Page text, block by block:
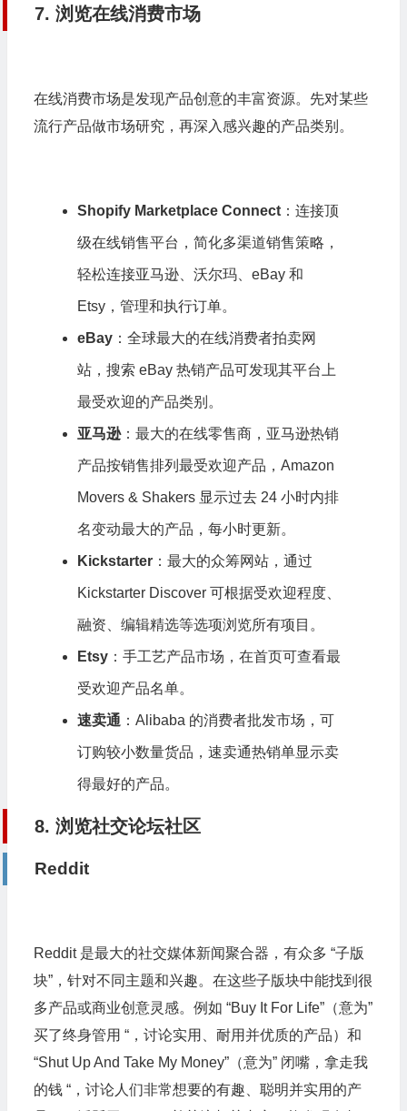
7. 浏览在线消费市场
在线消费市场是发现产品创意的丰富资源。先对某些
流行产品做市场研究，再深入感兴趣的产品类别。
Shopify Marketplace Connect：连接顶
级在线销售平台，简化多渠道销售策略，
轻松连接亚马逊、沃尔玛、eBay 和
Etsy，管理和执行订单。
eBay：全球最大的在线消费者拍卖网
站，搜索 eBay 热销产品可发现其平台上
最受欢迎的产品类别。
亚马逊：最大的在线零售商，亚马逊热销
产品按销售排列最受欢迎产品，Amazon
Movers & Shakers 显示过去 24 小时内排
名变动最大的产品，每小时更新。
Kickstarter：最大的众筹网站，通过
Kickstarter Discover 可根据受欢迎程度、
融资、编辑精选等选项浏览所有项目。
Etsy：手工艺产品市场，在首页可查看最
受欢迎产品名单。
速卖通 ：Alibaba 的消费者批发市场，可
订购较小数量货品，速卖通热销单显示卖
得最好的产品。
8. 浏览社交论坛社区
Reddit
Reddit 是最大的社交媒体新闻聚合器，有众多 “子版
块”，针对不同主题和兴趣。在这些子版块中能找到很
多产品或商业创意灵感。例如 “Buy It For Life”（意为”
买了终身管用 “，讨论实用、耐用并优质的产品）和
“Shut Up And Take My Money”（意为” 闭嘴，拿走我
的钱 “，讨论人们非常想要的有趣、聪明并实用的产